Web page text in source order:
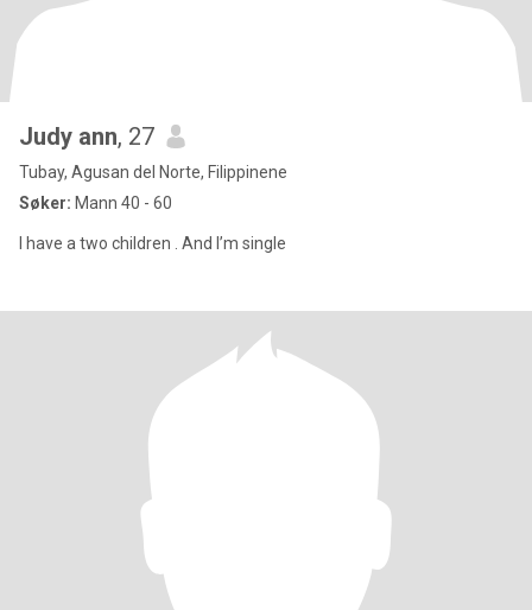
Judy ann, 27
Tubay, Agusan del Norte, Filippinene
Søker: Mann 40 - 60
I have a two children . And I’m single